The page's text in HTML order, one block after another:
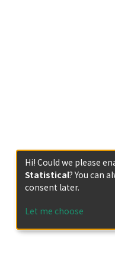
Hi! Could we please
Statistical? You can
consent later.
Let me choose